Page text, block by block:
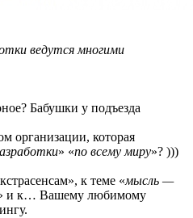
ведутся многими
Бабушки у подъезда
организации, которая
» «по всему миру»? )))
к теме «мысль —
и к… Вашему любимому